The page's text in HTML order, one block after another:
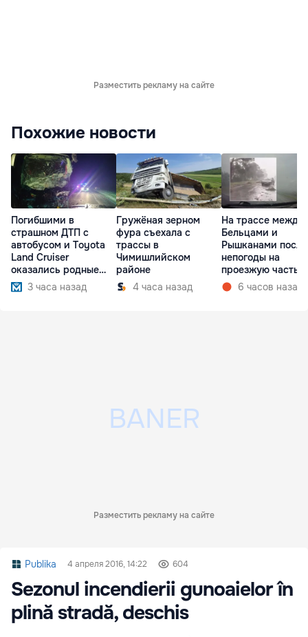
Разместить рекламу на сайте
Похожие новости
Погибшими в
страшном ДТП с
автобусом и Toyota
Land Cruiser
оказались родные
братья3 часа назад
Гружёная зерном
фура съехала с
трассы в
Чимишлийском
районе
4 часа назад
На трассе между
Бельцами и
Рышканами после
непогоды на
проезжую часть
упали деревья
6 часов назад
Разместить рекламу на сайте
Publika 4 апреля 2016, 14:22 604
Sezonul incendierii gunoaielor în
plină stradă, deschis